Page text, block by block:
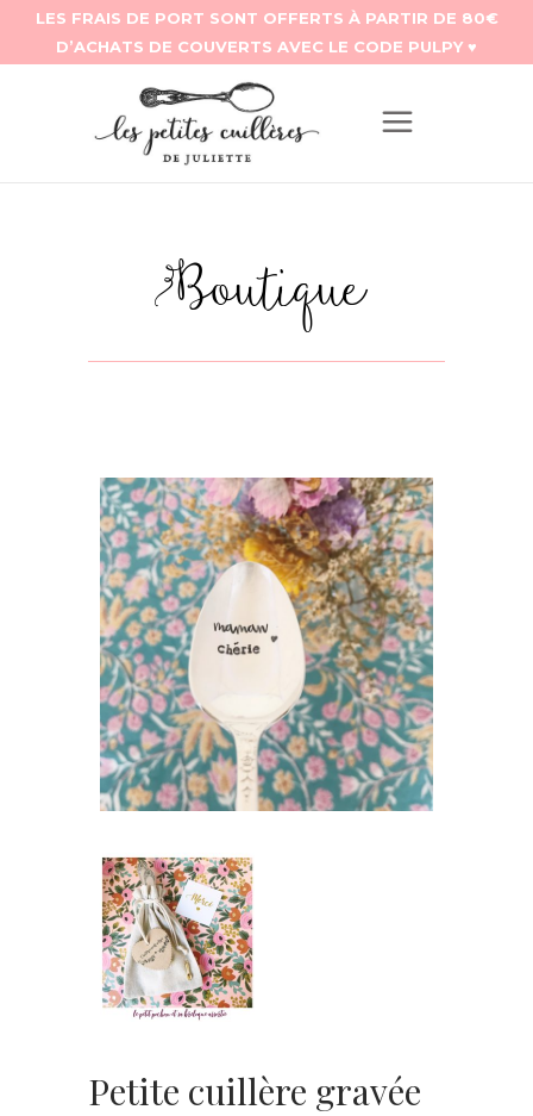
Boutique
Petite cuillère gravée